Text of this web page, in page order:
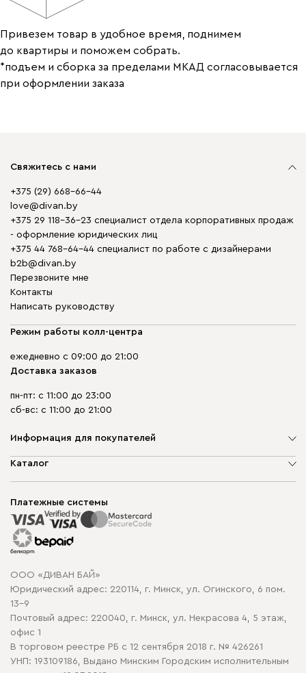
Привезем товар в удобное время, поднимем
до квартиры и поможем собрать.
*подъем и сборка за пределами МКАД согласовывается
при оформлении заказа
Свяжитесь с нами
+375 (29) 668-66-44
love@divan.by
+375 29 118-36-23 специалист отдела корпоративных продаж
- оформление юридических лиц
+375 44 768-64-44 специалист по работе с дизайнерами
b2b@divan.by
Перезвоните мне
Контакты
Написать руководству
Режим работы колл-центра
ежедневно с 09:00 до 21:00
Доставка заказов
пн-пт: с 11:00 до 23:00
сб-вс: с 11:00 до 21:00
Информация для покупателей
О компании
Способы оплаты
Рассрочка и кредит
Гарантия
Карта сайта
Политика конфиденциальности
Политика в отношении обработки cookie
Каталог
Корпусная мебель
Распродажа мебели
Платежные системы
ООО «ДИВАН БАЙ»
Юридический адрес: 220114, г. Минск, ул. Огинского, 6 пом.
13-9
Почтовый адрес: 220040, г. Минск, ул. Некрасова 4, 5 этаж,
офис 1
В торговом реестре РБ с 12 сентября 2018 г. № 426261
УНП: 193109186, Выдано Минским Городским исполнительным